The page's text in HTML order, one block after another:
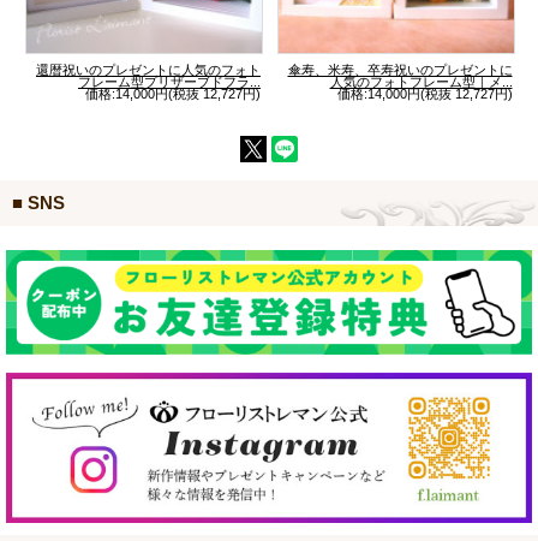
還暦祝いのプレゼントに人気のフォト
フレーム型プリザーブドフラ...
価格:14,000円(税抜 12,727円)
傘寿、米寿、卒寿祝いのプレゼントに
人気のフォトフレーム型｜メ...
価格:14,000円(税抜 12,727円)
■ SNS